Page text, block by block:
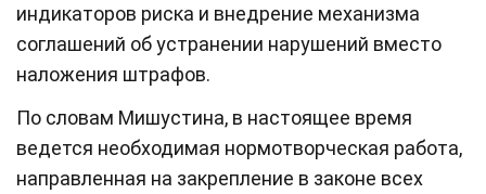
индикаторов риска и внедрение механизма
соглашений об устранении нарушений вместо
наложения штрафов.
По словам Мишустина, в настоящее время
ведется необходимая нормотворческая работа,
направленная на закрепление в законе всех